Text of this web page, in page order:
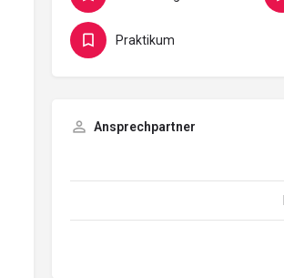
Praktikum
Ansprechpartner